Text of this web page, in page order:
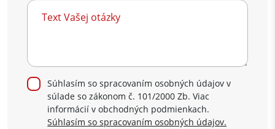
Text Vašej otázky
Súhlasím so spracovaním osobných údajov v
súlade so zákonom č. 101/2000 Zb. Viac
informácií v obchodných podmienkach.
Súhlasím so spracovaním osobných údajov.